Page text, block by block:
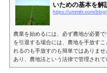
いための基本を解
https://ummkt.com/
農業を始めるには、必ず農地が必要
を引退する場合には、農地を手放す
れるのも手放すのも簡単ではありま
あり、農地法という法律で管理されて